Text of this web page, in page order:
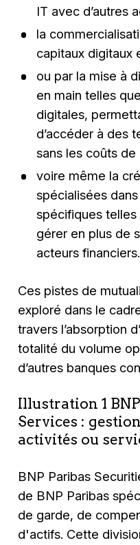
IT avec d’autres
la
capitaux digitaux
ou par la mise à
en main telles
digitales,
d’accéder à des
sans les coûts
voire même la
spécialisées
spécifiques
gérer en plus de
acteurs financiers.
Ces pistes de
exploré dans le
travers l’absorption
totalité du volume
d’autres banques
Illustration 1
Services :
activités ou
BNP Paribas
de BNP Paribas
de garde, de
d'actifs. Cette